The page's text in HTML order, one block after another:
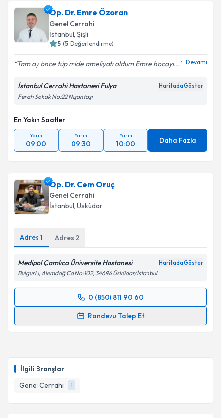
İlgili Branşlar
Genel Cerrahi
1
Doç. Dr. Hakan Bölükbaşıiçin randevu takvimi talebi
oluşturun. Size bu uzmandan randevu almanız için bir
takvim hazırlandığında e-posta ile bilgilendireceğiz.
Kişisel verilerimin işlenmesine ilişkin
Metni'ni okudum ve kişisel verilerimin belirtilen
kapsamda işlenmesini kabul ediyorum.
Takvim Talebini Gönder
Op. Dr. Emre Özoran
Genel Cerrahi
İstanbul, Şişli
5 (5 Değerlendirme)
Tam ay önce tüp mide ameliyatı oldum Emre hocayı... Devamı
İstanbul Cerrahi Hastanesi Fulya Haritada Göster
Ferah Sokak No:22 Nişantaşı
En Yakın Saatler
Yarın
09:00
Yarın
09:30
Yarın
10:00 Daha Fazla
Op. Dr. Cem Oruç
Genel Cerrahi
İstanbul, Üsküdar
Adres 1 Adres 2
Medipol Çamlıca Üniversite Hastanesi Haritada Göster
Bulgurlu, Alemdağ Cd No:102, 34696 Üsküdar/İstanbul
0 (850) 811 90 60
Randevu Talep Et
Randevu Takvimi Talebi
E-posta Adresiniz